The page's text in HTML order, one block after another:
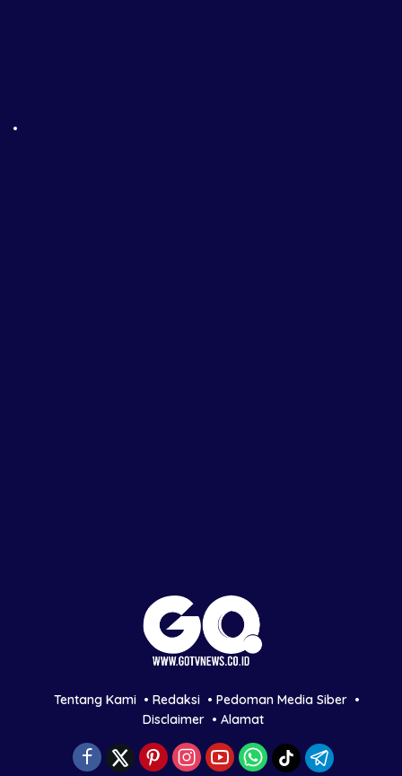
Tentang Kami Redaksi
Pedoman Media Siber
Disclaimer
Alamat